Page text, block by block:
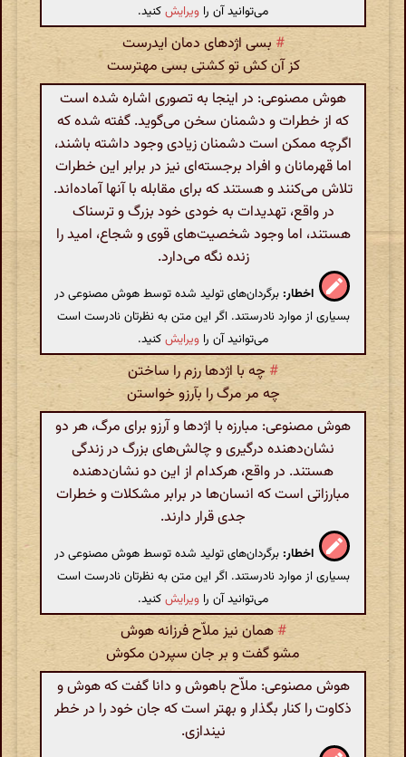
می‌توانید آن را ویرایشکنید.
# بسی اژدهای دمان ایدرست
کز آن کش تو کشتی بسی مهترست
هوش مصنوعی: در اینجا به تصوری اشاره شده است
که از خطرات و دشمنان سخن می‌گوید. گفته شده که
اگرچه ممکن است دشمنان زیادی وجود داشته باشند،
اما قهرمانان و افراد برجسته‌ای نیز در برابر این خطرات
تلاش می‌کنند و هستند که برای مقابله با آنها آماده‌اند.
در واقع، تهدیدات به خودی خود بزرگ و ترسناک
هستند، اما وجود شخصیت‌های قوی و شجاع، امید را
زنده نگه می‌دارد.
اخطار: برگردان‌های تولید شده توسط هوش مصنوعی در
بسیاری از موارد نادرستند. اگر این متن به نظرتان نادرست است
می‌توانید آن را ویرایشکنید.
# چه با اژدها رزم را ساختن
چه مر مرگ را بآرزو خواستن
هوش مصنوعی: مبارزه با اژدها و آرزو برای مرگ، هر دو
نشان‌دهنده درگیری و چالش‌های بزرگ در زندگی
هستند. در واقع، هرکدام از این دو نشان‌دهنده
مبارزاتی است که انسان‌ها در برابر مشکلات و خطرات
جدی قرار دارند.
اخطار: برگردان‌های تولید شده توسط هوش مصنوعی در
بسیاری از موارد نادرستند. اگر این متن به نظرتان نادرست است
می‌توانید آن را ویرایشکنید.
#همان نیز ملاّح فرزانه هوش
مشو گفت و بر جان سپردن مکوش
هوش مصنوعی: ملاّح باهوش و دانا گفت که هوش و
ذکاوت را کنار بگذار و بهتر است که جان خود را در خطر
نیندازی.